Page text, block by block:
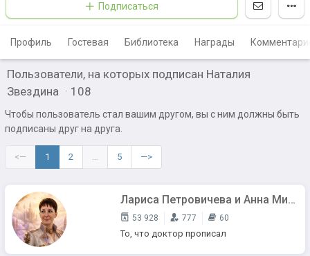
Подписаться
Профиль Гостевая Библиотека Награды
Пользователи, на которых подписан Наталия
Звездина · 108
Чтобы пользователь стал вашим другом, вы с ним должны быть
подписаны друг на друга.
<— 1 2 … 5 —>
Лариса Петровичева и Анна Мирович
53 928 777 60
То, что доктор прописал